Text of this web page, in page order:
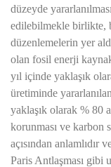
düzeyde
edilebilmekle birlikte,
düzenlemelerin yer
olan fosil enerji
yıl içinde yaklaşık
üretiminde
yaklaşık olarak % 80
korunması ve karbon
açısından
Paris Antlaşması gibi